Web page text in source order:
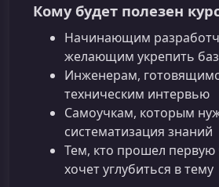
Кому будет полезен
Начинающим
желающим укрепить
Инженерам,
техническим интервью
Самоучкам, которым
систематизация знаний
Тем, кто прошел первую
хочет углубиться в тему